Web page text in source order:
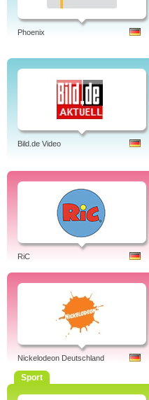
Phoenix
Bild.de Video
RiC
Nickelodeon Deutschland
Sport